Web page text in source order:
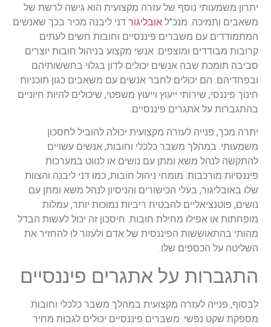
יתרון משמעותי נוסף של עזרה מקצועית הוא גישה לרשת של
משאבים ותמיכה. מנכ"ל אובליגור דני ליבנה מכיר בכך שאנשים
המתמודדים עם משברים פיננסיים וחובות חשים לעתים
קרובות מבודדים ומוצפים. אנשי מקצוע בניהול חובות יוצרים
סביבה תומכת שבה אנשים יכולים לדון בגלוי בחששותיהם
ובפחדיהם. הם יכולים לחבר אנשים עם משאבים כגון תוכניות
חינוך פיננסי, שירותי ייעוץ וייעוץ משפטי, שיכולים להיות חיוניים
בהתגברות על אתגרים פיננסיים.
יתרה מכך, פנייה לעזרה מקצועית יכולה להוביל לחסכון
משמעותי. במהלך משבר כלכלי וחובות, אנשים עשויים
להתקשה לנהל משא ומתן עם נושים או לנווט במערכות
פיננסיות מורכבות. מומחי ניהול חובות, כמו דני ליבנה והצוות
שלו באובליגור, בעלי הכישורים והניסיון לנהל משא ומתן עם
נושים, פוטנציאליים להבטיח ריביות נמוכות יותר, עמלות
מופחתות או אפילו מחילת חובות. חיסכון זה יכול לעשות הבדל
מהותי בהתאוששות הפיננסית של אדם ולעזור לו להחזיר את
השליטה על הכספים שלו.
התגברות על אתגרים פיננסיים
לבסוף, פנייה לעזרה מקצועית במהלך משבר כלכלי וחובות
מספקת שקט נפשי. משברים פיננסיים יכולים לגבות מחיר